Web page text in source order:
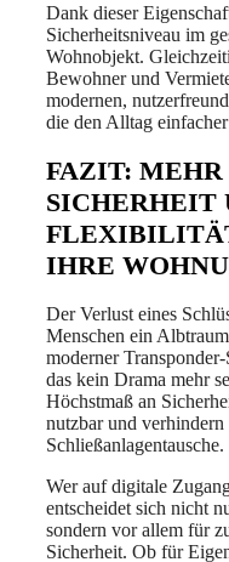
Dank dieser
Sicherheitsniveau im
Wohnobjekt.
Bewohner und
modernen,
die den Alltag
FAZIT: MEHR
SICHERHEIT
IHRE
Der Verlust eines
Menschen ein
moderner Transponder-
das kein Drama mehr
Höchstmaß an
nutzbar und verhindern
Schließanlagentausche.
Wer auf digitale
entscheidet sich nicht
sondern vor allem für
Sicherheit. Ob für